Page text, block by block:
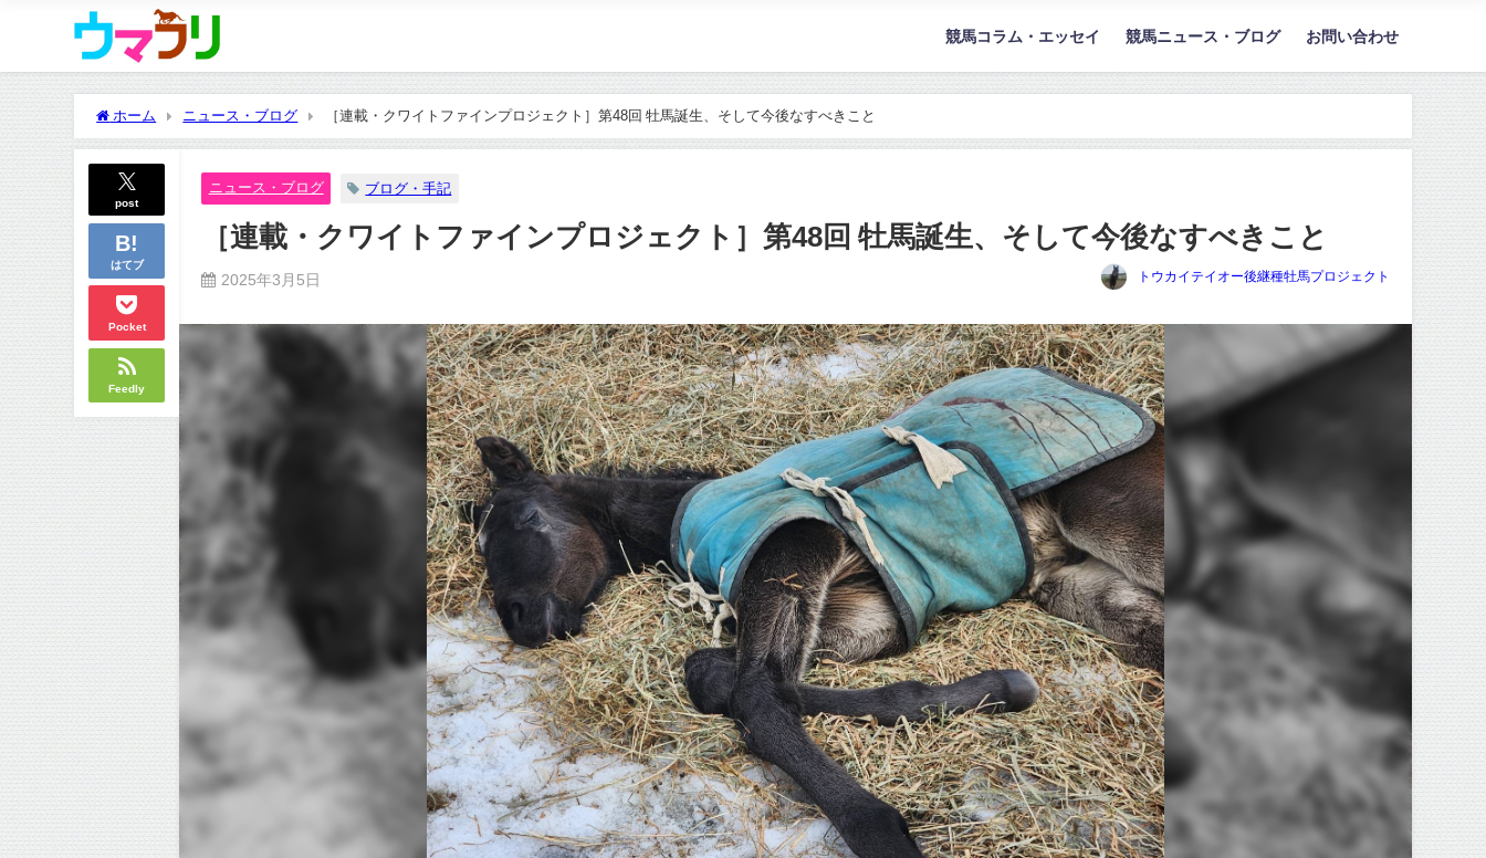
競馬コラム・エッセイ 競馬ニュース・ブログ お問い合わせ
ホーム ニュース・ブログ ［連載・クワイトファインプロジェクト］第48回 牡馬誕生、そして今後なすべきこと
post
はてブ
Pocket
Feedly
ニュース・ブログ ブログ・手記
［連載・クワイトファインプロジェクト］第48回 牡馬誕生、そして今後なすべきこと
2025年3月5日 トウカイテイオー後継種牡馬プロジェクト